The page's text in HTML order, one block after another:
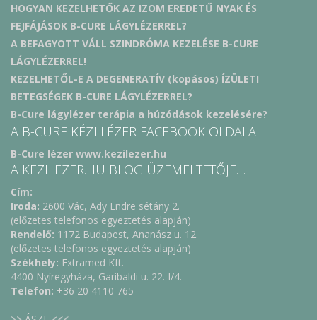
HOGYAN KEZELHETŐK AZ IZOM EREDETŰ NYAK ÉS
FEJFÁJÁSOK B-CURE LÁGYLÉZERREL?
A BEFAGYOTT VÁLL SZINDRÓMA KEZELÉSE B-CURE
LÁGYLÉZERREL!
KEZELHETŐL-E A DEGENERATÍV (kopásos) ÍZÜLETI
BETEGSÉGEK B-CURE LÁGYLÉZERREL?
B-Cure lágylézer terápia a húzódások kezelésére?
A B-CURE KÉZI LÉZER FACEBOOK OLDALA
B-Cure lézer www.kezilezer.hu
A KEZILEZER.HU BLOG ÜZEMELTETŐJE…
Cím:
Iroda: 2600 Vác, Ady Endre sétány 2.
(előzetes telefonos egyeztetés alapján)
Rendelő: 1172 Budapest, Ananász u. 12.
(előzetes telefonos egyeztetés alapján)
Székhely: Extramed Kft.
4400 Nyíregyháza, Garibaldi u. 22. I/4.
Telefon: +36 20 4110 765